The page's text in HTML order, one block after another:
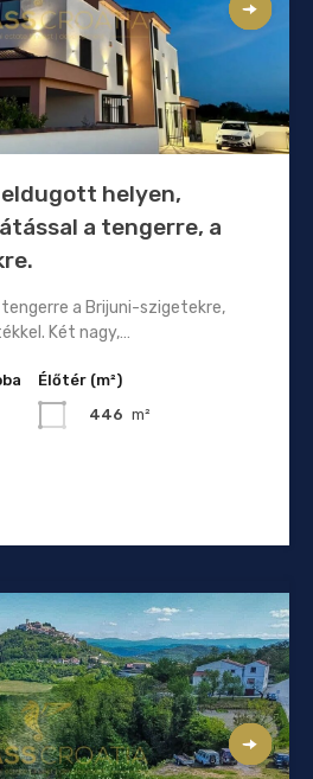
helyen,
a tengerre, a
a Brijuni-szigetekre,
Két nagy,…
Élőtér (m²)
446 m²